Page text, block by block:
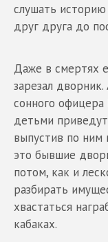
слушать
друг друга до
Даже в смертях
зарезал
сонного
детьми
выпустив по
это бывшие
потом, как и
разбирать
хвастаться
кабаках.